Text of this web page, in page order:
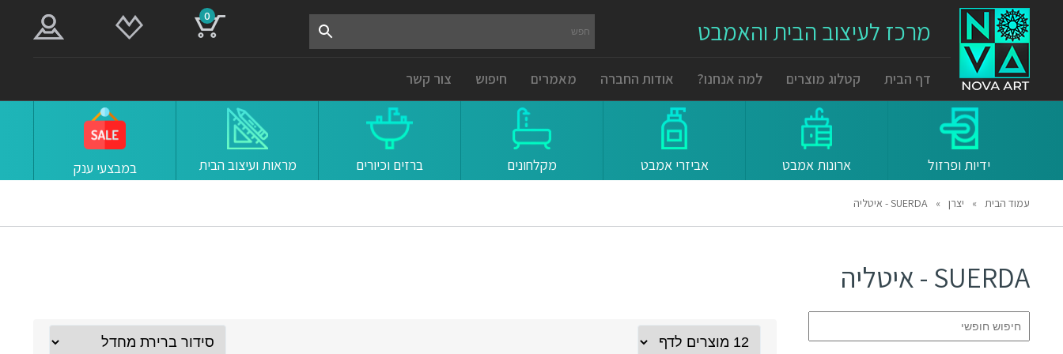
מרכז לעיצוב הבית והאמבט 0
דף הבית קטלוג מוצרים למה אנחנו? אודות החברה מאמרים חיפוש צור קשר
ידיות ופרזול ארונות אמבט אביזרי אמבט מקלחונים ברזים וכיורים מראות ועיצוב הבית במבצעי ענק
עמוד הבית » יצרן » SUERDA - איטליה
SUERDA - איטליה